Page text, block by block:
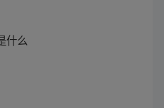
什么